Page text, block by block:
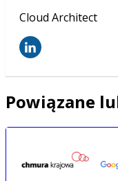
Cloud Architect
Powiązane